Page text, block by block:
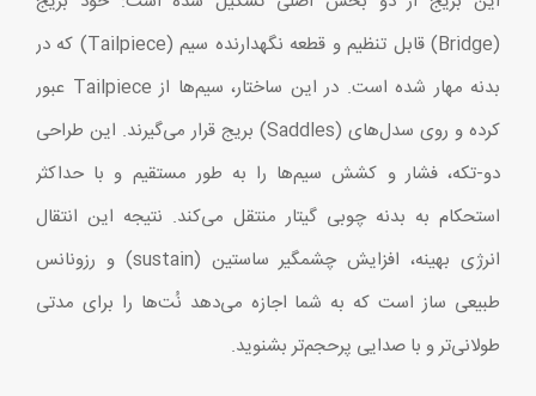
(Bridge) قابل تنظیم و قطعه نگهدارنده سیم (Tailpiece) که در
بدنه مهار شده است. در این ساختار، سیم‌ها از Tailpiece عبور
کرده و روی سدل‌های (Saddles) بریج قرار می‌گیرند. این طراحی
دو-تکه، فشار و کشش سیم‌ها را به طور مستقیم و با حداکثر
استحکام به بدنه چوبی گیتار منتقل می‌کند. نتیجه این انتقال
انرژی بهینه، افزایش چشمگیر ساستین (sustain) و رزونانس
طبیعی ساز است که به شما اجازه می‌دهد نُت‌ها را برای مدتی
طولانی‌تر و با صدایی پرحجم‌تر بشنوید.